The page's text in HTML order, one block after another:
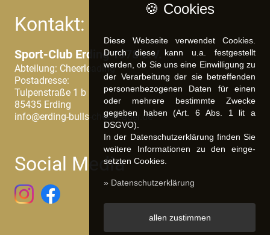
Kontakt:
Sport-Club Erding 1978 e.V.
Abteilung: Cheerleading
Postadresse:
Tulpenstraße 1 b
85435 Erding
info@erding-bulls-cheerleader.de
Social Media
🍪 Cookies
Diese Webseite verwendet Cookies.
Durch diese kann u.a. fest­ge­stellt
werden, ob Sie uns eine Einwilligung zu
der Verarbeitung der sie betreffenden
personenbezogenen Daten für einen
oder mehrere bestimmte Zwecke
gegeben haben (Art. 6 Abs. 1 lit a
DSGVO).
In der Datenschutzerklärung finden Sie
weitere Informationen zu den ein­ge­
setz­ten Cookies.
» Datenschutzerklärung
allen zustimmen